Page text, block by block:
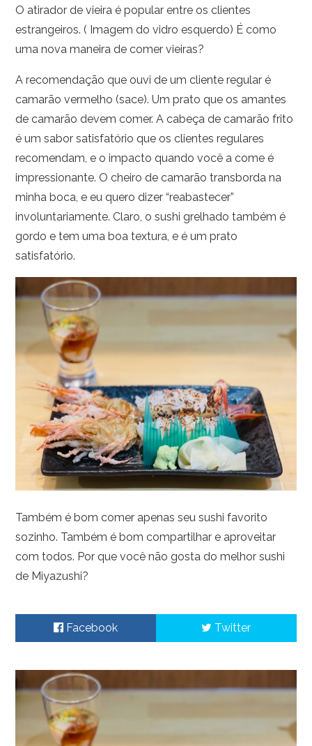
O atirador de vieira é popular entre os clientes
estrangeiros. ( Imagem do vidro esquerdo) É como
uma nova maneira de comer vieiras?
A recomendação que ouvi de um cliente regular é
camarão vermelho (sace). Um prato que os amantes
de camarão devem comer. A cabeça de camarão frito
é um sabor satisfatório que os clientes regulares
recomendam, e o impacto quando você a come é
impressionante. O cheiro de camarão transborda na
minha boca, e eu quero dizer “reabastecer”
involuntariamente. Claro, o sushi grelhado também é
gordo e tem uma boa textura, e é um prato
satisfatório.
Também é bom comer apenas seu sushi favorito
sozinho. Também é bom compartilhar e aproveitar
com todos. Por que você não gosta do melhor sushi
de Miyazushi?
Facebook Twitter